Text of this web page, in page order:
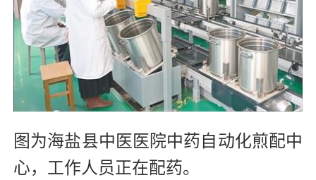
图为海盐县中医医院中药自动化煎配中
心，工作人员正在配药。